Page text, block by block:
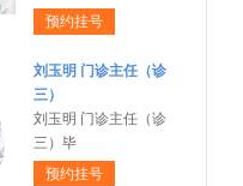
预约挂号
刘玉明 门诊主任（诊
三）
刘玉明 门诊主任（诊
三）毕
预约挂号